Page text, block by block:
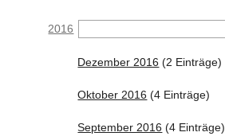
2016
Dezember 2016 (2 Einträge)
Oktober 2016 (4 Einträge)
September 2016 (4 Einträge)